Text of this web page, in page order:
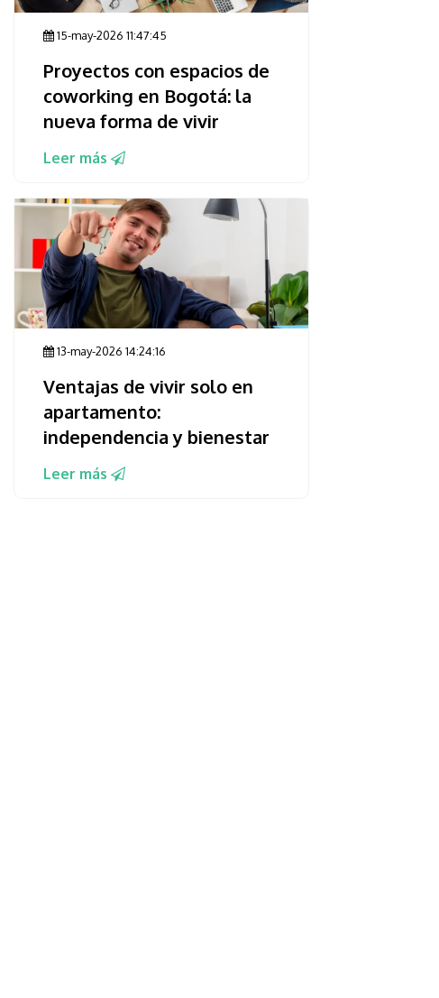
15-may-2026 11:47:45
Proyectos con espacios de
coworking en Bogotá: la
nueva forma de vivir
Leer más
13-may-2026 14:24:16
Ventajas de vivir solo en
apartamento:
independencia y bienestar
Leer más